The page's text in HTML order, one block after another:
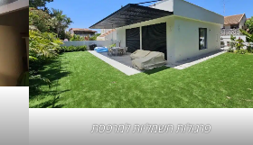
פרגולות חשמליות למרפסת